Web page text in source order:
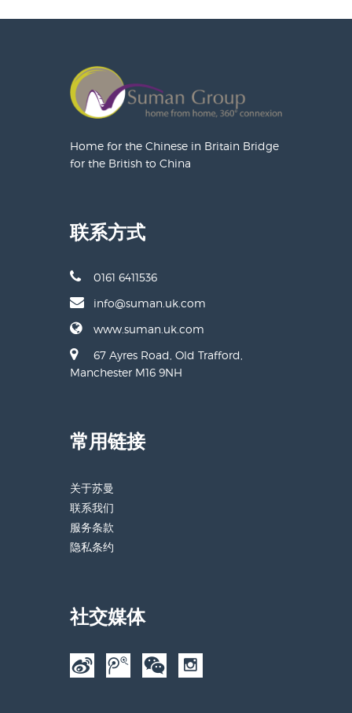
Home for the Chinese in Britain Bridge
for the British to China
联系方式
0161 6411536
info@suman.uk.com
www.suman.uk.com
67 Ayres Road, Old Trafford,
Manchester M16 9NH
常用链接
关于苏曼
联系我们
服务条款
隐私条约
社交媒体